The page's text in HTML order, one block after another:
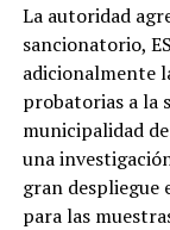
La autoridad
sancionatorio,
adicionalmente
probatorias a la
municipalidad
una
gran despliegue
para las